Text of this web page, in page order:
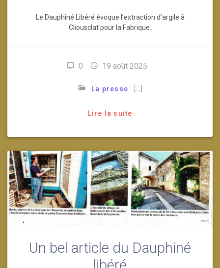
Le Dauphiné Libéré évoque l’extraction d’argile à
Cliousclat pour la Fabrique.
0 19 août 2025
La presse
Lire la suite
Un bel article du Dauphiné